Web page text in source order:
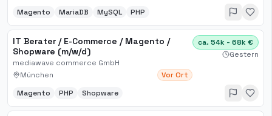
Magento MariaDB MySQL PHP
IT Berater / E-Commerce / Magento /
Shopware (m/w/d)
mediawave commerce GmbH
München
Vor Ort
ca. 54k - 68k €
Gestern
Magento PHP Shopware